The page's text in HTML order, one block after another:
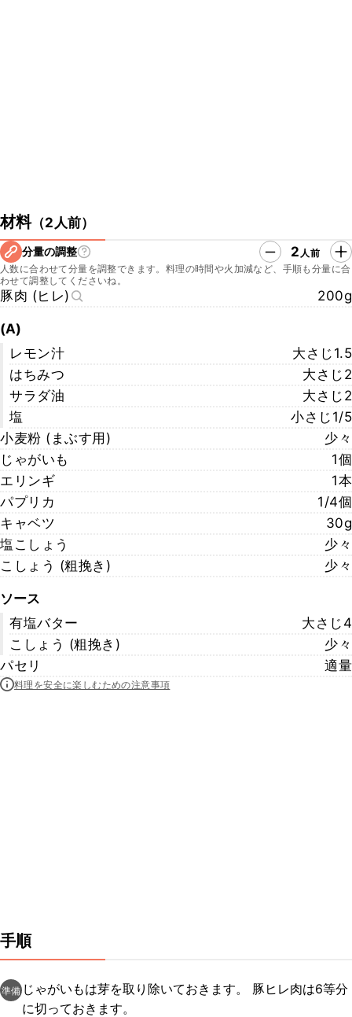
材料（2人前）
分量の調整 2 人前
人数に合わせて分量を調整できます。料理の時間や火加減など、手順も分量に合
わせて調整してくださいね。
豚肉 (ヒレ) 200g
(A)
レモン汁
大さじ1.5
はちみつ
大さじ2
サラダ油
大さじ2
塩
小さじ1/5
小麦粉 (まぶす用)
少々
じゃがいも
1個
エリンギ
1本
パプリカ
1/4個
キャベツ
30g
塩こしょう
少々
こしょう (粗挽き)
少々
ソース
有塩バター
大さじ4
こしょう (粗挽き)
少々
パセリ
適量
料理を安全に楽しむための注意事項
手順
準備 じゃがいもは芽を取り除いておきます。 豚ヒレ肉は6等分
に切っておきます。